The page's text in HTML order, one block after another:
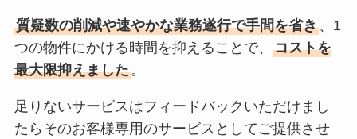
質疑数の削減や速やかな業務遂行で手間を省き、1
つの物件にかける時間を抑えることで、 コストを
最大限抑えました。
足りないサービスはフィードバックいただけまし
たらそのお客様専用のサービスとしてご提供させ